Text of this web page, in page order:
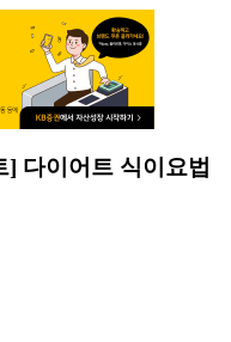
다이어트 식이요법